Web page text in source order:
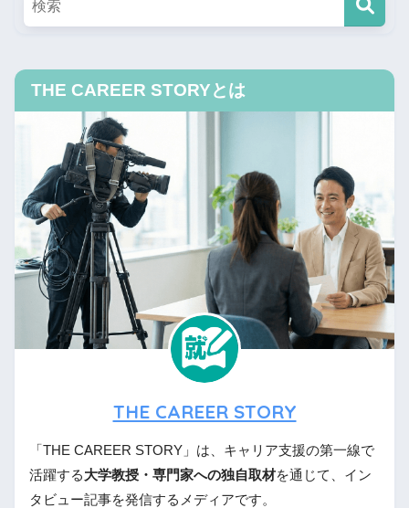
THE CAREER STORYとは
THE CAREER STORY
「THE CAREER STORY」は、キャリア支援の第一線で
活躍する大学教授・専門家への独自取材を通じて、イン
タビュー記事を発信するメディアです。